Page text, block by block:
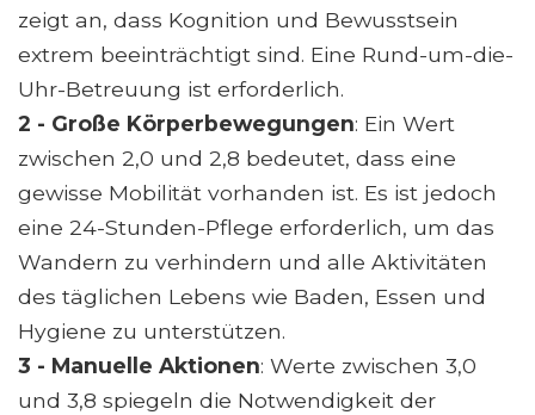
zeigt an, dass Kognition und Bewusstsein
extrem beeinträchtigt sind. Eine Rund-um-die-
Uhr-Betreuung ist erforderlich.
2 - Große Körperbewegungen: Ein Wert
zwischen 2,0 und 2,8 bedeutet, dass eine
gewisse Mobilität vorhanden ist. Es ist jedoch
eine 24-Stunden-Pflege erforderlich, um das
Wandern zu verhindern und alle Aktivitäten
des täglichen Lebens wie Baden, Essen und
Hygiene zu unterstützen.
3 - Manuelle Aktionen: Werte zwischen 3,0
und 3,8 spiegeln die Notwendigkeit der